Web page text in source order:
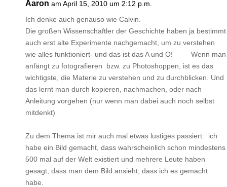
Aaron am April 15, 2010 um 2:12 p.m.
Ich denke auch genauso wie Calvin.
Die großen Wissenschaftler der Geschichte haben ja bestimmt
auch erst alte Experimente nachgemacht, um zu verstehen
wie alles funktioniert- und das ist das A und O! Wenn man
anfängt zu fotografieren bzw. zu Photoshoppen, ist es das
wichtigste, die Materie zu verstehen und zu durchblicken. Und
das lernt man durch kopieren, nachmachen, oder nach
Anleitung vorgehen (nur wenn man dabei auch noch selbst
mitdenkt)
Zu dem Thema ist mir auch mal etwas lustiges passiert: ich
habe ein Bild gemacht, dass wahrscheinlich schon mindestens
500 mal auf der Welt existiert und mehrere Leute haben
gesagt, dass man dem Bild ansieht, dass ich es gemacht
habe.